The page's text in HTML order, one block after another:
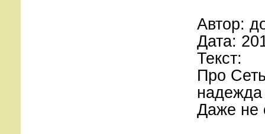
Автор:
Дата:
Текст:
Про
надежда
Даже не